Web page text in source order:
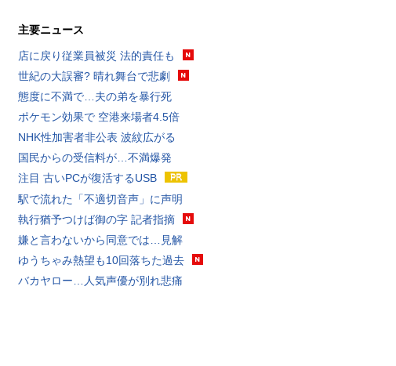
主要ニュース
店に戻り従業員被災 法的責任も
世紀の大誤審? 晴れ舞台で悲劇
態度に不満で…夫の弟を暴行死
ポケモン効果で 空港来場者4.5倍
NHK性加害者非公表 波紋広がる
国民からの受信料が…不満爆発
注目 古いPCが復活するUSB
駅で流れた「不適切音声」に声明
執行猶予つけば御の字 記者指摘
嫌と言わないから同意では…見解
ゆうちゃみ熱望も10回落ちた過去
バカヤロー…人気声優が別れ悲痛